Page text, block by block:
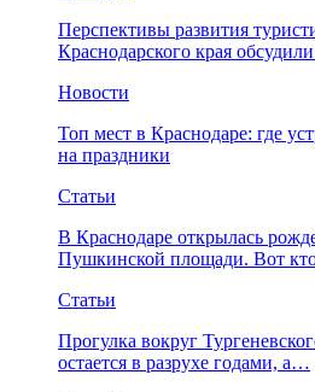
Перспективы развития
Краснодарского края
Новости
Топ мест в Краснодаре: где
на праздники
Статьи
В Краснодаре открылась
Пушкинской площади. Вот
Статьи
Прогулка вокруг
остается в разрухе годами, а…